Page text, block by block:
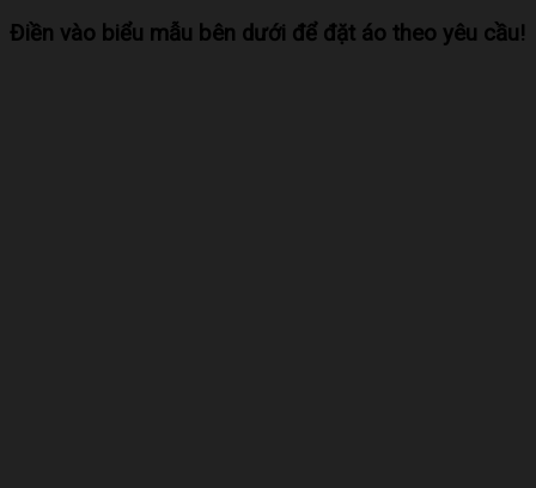
Điền vào biểu mẫu bên dưới để đặt áo theo yêu cầu!